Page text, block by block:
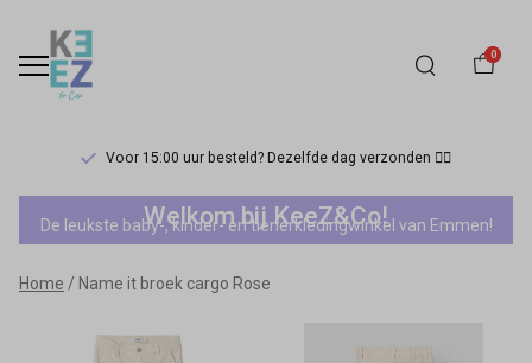
0
Voor 15:00 uur besteld? Dezelfde dag verzonden 🏃‍♀️
Name
it
broek
Welkom bij KeeZ&Co!
De leukste baby-, kinder- en tienerkledingwinkel van Emmen!
Home Name it broek cargo Rose